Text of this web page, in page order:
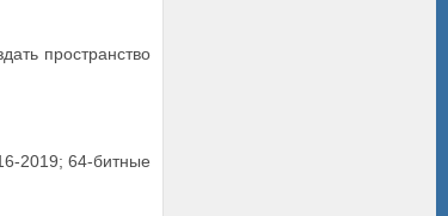
пространство
2019; 64-битные